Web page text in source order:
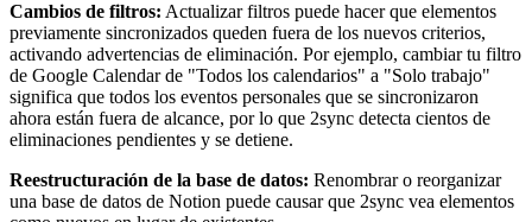
Cambios de filtros: Actualizar filtros puede hacer que elementos
previamente sincronizados queden fuera de los nuevos criterios,
activando advertencias de eliminación. Por ejemplo, cambiar tu filtro
de Google Calendar de "Todos los calendarios" a "Solo trabajo"
significa que todos los eventos personales que se sincronizaron
ahora están fuera de alcance, por lo que 2sync detecta cientos de
eliminaciones pendientes y se detiene.
Reestructuración de la base de datos: Renombrar o reorganizar
una base de datos de Notion puede causar que 2sync vea elementos